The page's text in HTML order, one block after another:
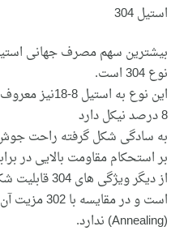
ارتباط با ما
استیل 304
بیشترین سهم مصرف جهانی
نوع 304 است.
8 درصد نیکل دارد
به سادگی شکل گرفته راحت
بر استحکام مقاومت بالایی در
از دیگر
است و در
(Annealing) ندارد.